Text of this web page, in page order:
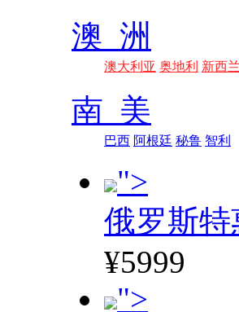
澳 洲
澳大利亚 奥地利 新西兰
南 美
巴西 阿根廷 秘鲁 智利
">
俄罗斯
¥5999
">